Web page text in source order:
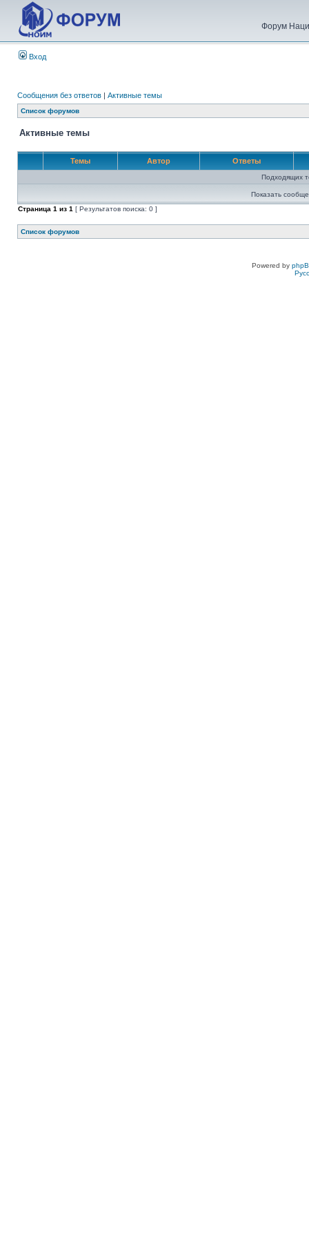
Форум
Вход
Сообщения без ответов | Активные темы
Список форумов
Активные темы
Темы Автор Ответы
Подходящих
Показать
Страница 1 из 1 [ Результатов поиска: 0 ]
Список форумов
Powered by